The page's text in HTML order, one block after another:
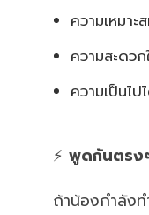
ความเหมาะ
ความสะดวก
ความเป็นไป
⚡ พูดกันตรง
ถ้าน้องกำลัง